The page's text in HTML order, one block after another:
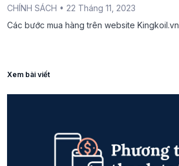
CHÍNH SÁCH • 22 Tháng 11, 2023
Các bước mua hàng trên website Kingkoil.vn
Xem bài viết